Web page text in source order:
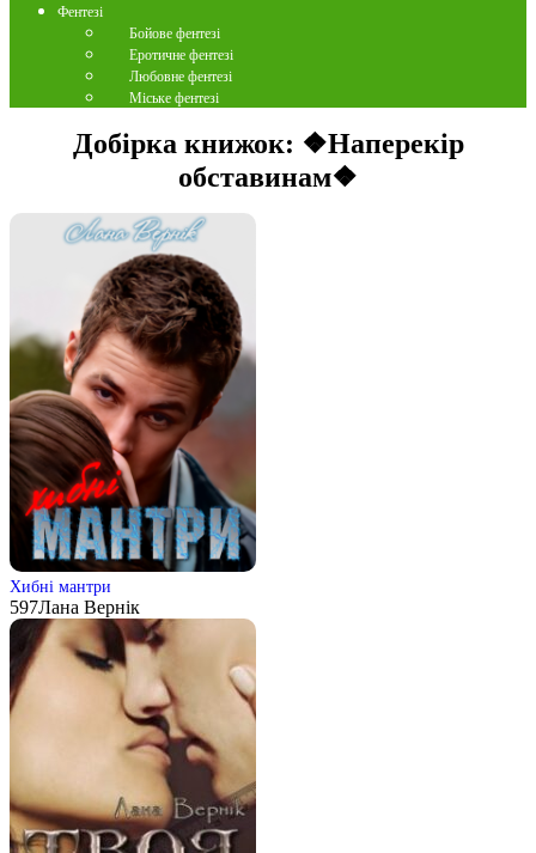
Фентезі
Бойове фентезі
Еротичне фентезі
Любовне фентезі
Міське фентезі
Добірка книжок: ❖Наперекір
обставинам❖
Хибні мантри
597Лана Вернік